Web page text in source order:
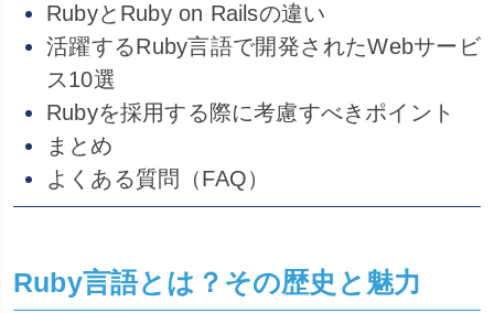
RubyとRuby on Railsの違い
活躍するRuby言語で開発されたWebサービ
ス10選
Rubyを採用する際に考慮すべきポイント
まとめ
よくある質問（FAQ）
Ruby言語とは？その歴史と魅力